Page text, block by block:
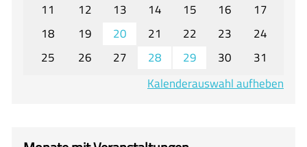
Unser Unterricht - Fachcurricula
Unsere Konzepte
Downloads
Unter-, Mittel und Oberstufe
itslearning
11
12 13 14 15 16
17
18
19 20 21 22 23
24
25
26 27 28 29 30
31
Kalenderauswahl aufheben